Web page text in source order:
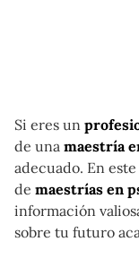
Si eres un
de una maestría
adecuado. En
de maestrías en
información
sobre tu futuro